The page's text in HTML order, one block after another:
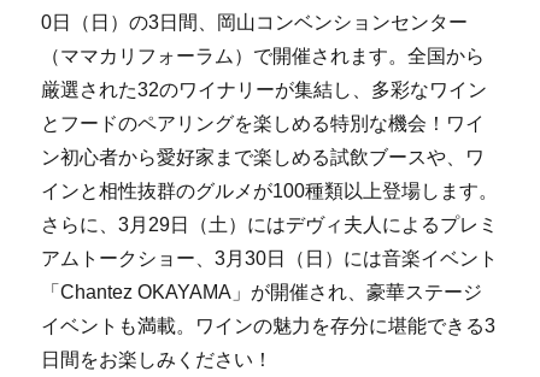
0日（日）の3日間、岡山コンベンションセンター
（ママカリフォーラム）で開催されます。全国から
厳選された32のワイナリーが集結し、多彩なワイン
とフードのペアリングを楽しめる特別な機会！ワイ
ン初心者から愛好家まで楽しめる試飲ブースや、ワ
インと相性抜群のグルメが100種類以上登場します。
さらに、3月29日（土）にはデヴィ夫人によるプレミ
アムトークショー、3月30日（日）には音楽イベント
「Chantez OKAYAMA」が開催され、豪華ステージ
イベントも満載。ワインの魅力を存分に堪能できる3
日間をお楽しみください！